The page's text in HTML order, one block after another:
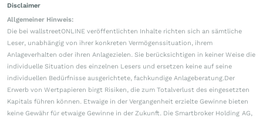
Disclaimer
Allgemeiner Hinweis:
Die bei wallstreetONLINE veröffentlichten Inhalte richten sich an sämtliche
Leser, unabhängig von ihrer konkreten Vermögenssituation, ihrem
Anlageverhalten oder ihren Anlagezielen. Sie berücksichtigen in keiner Weise die
individuelle Situation des einzelnen Lesers und ersetzen keine auf seine
individuellen Bedürfnisse ausgerichtete, fachkundige Anlageberatung.Der
Erwerb von Wertpapieren birgt Risiken, die zum Totalverlust des eingesetzten
Kapitals führen können. Etwaige in der Vergangenheit erzielte Gewinne bieten
keine Gewähr für etwaige Gewinne in der Zukunft. Die Smartbroker Holding AG,